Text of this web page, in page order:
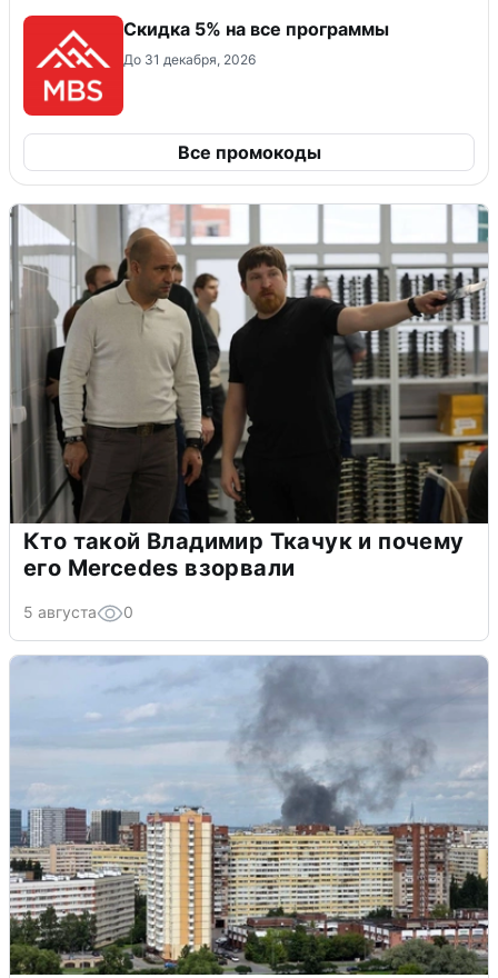
Скидка 5% на все программы
До 31 декабря, 2026
Все промокоды
Кто такой Владимир Ткачук и почему
его Mercedes взорвали
5 августа 0